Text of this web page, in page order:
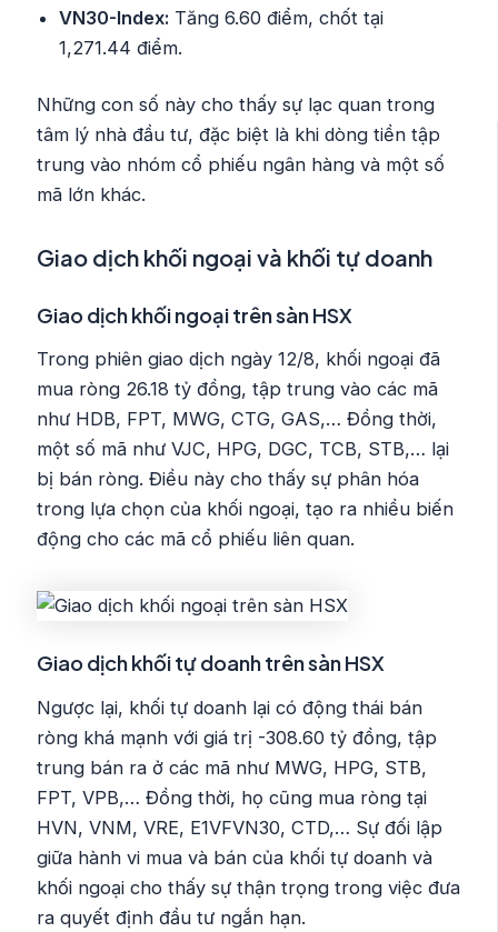
VN30-Index: Tăng 6.60 điểm, chốt tại
1,271.44 điểm.
Những con số này cho thấy sự lạc quan trong
tâm lý nhà đầu tư, đặc biệt là khi dòng tiền tập
trung vào nhóm cổ phiếu ngân hàng và một số
mã lớn khác.
Giao dịch khối ngoại và khối tự doanh
Giao dịch khối ngoại trên sàn HSX
Trong phiên giao dịch ngày 12/8, khối ngoại đã
mua ròng 26.18 tỷ đồng, tập trung vào các mã
như HDB, FPT, MWG, CTG, GAS,… Đồng thời,
một số mã như VJC, HPG, DGC, TCB, STB,… lại
bị bán ròng. Điều này cho thấy sự phân hóa
trong lựa chọn của khối ngoại, tạo ra nhiều biến
động cho các mã cổ phiếu liên quan.
Giao dịch khối tự doanh trên sàn HSX
Ngược lại, khối tự doanh lại có động thái bán
ròng khá mạnh với giá trị -308.60 tỷ đồng, tập
trung bán ra ở các mã như MWG, HPG, STB,
FPT, VPB,… Đồng thời, họ cũng mua ròng tại
HVN, VNM, VRE, E1VFVN30, CTD,… Sự đối lập
giữa hành vi mua và bán của khối tự doanh và
khối ngoại cho thấy sự thận trọng trong việc đưa
ra quyết định đầu tư ngắn hạn.